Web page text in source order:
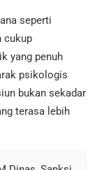
seperti
cukup
yang penuh
psikologis
bukan sekadar
terasa lebih